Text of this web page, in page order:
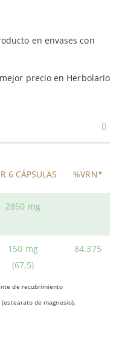
en envases con
precio en Herbolario
6 CÁPSULAS %VRN*
2850 mg
150 mg
(67,5)
84.375
de recubrimiento
de magnesio).